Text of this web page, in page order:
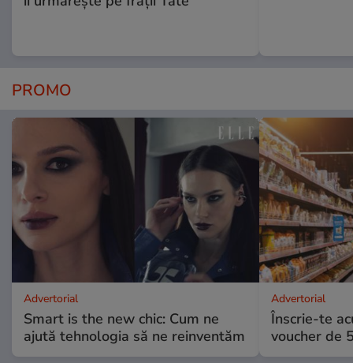
PROMO
Advertorial
Smart is the new chic: Cum ne
ajută tehnologia să ne reinventăm
Advertorial
Înscrie-te
voucher de